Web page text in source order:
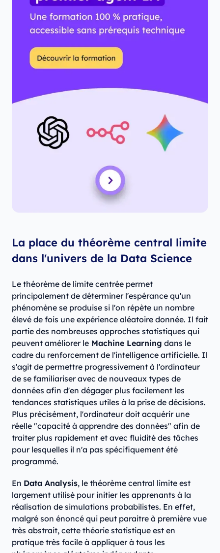
La place du théorème central limite
dans l'univers de la Data Science
Le théorème de limite centrée permet
principalement de déterminer l'espérance qu'un
phénomène se produise si l'on répète un nombre
élevé de fois une expérience aléatoire donnée. Il fait
partie des nombreuses approches statistiques qui
peuvent améliorer le Machine Learning dans le
cadre du renforcement de l'intelligence artificielle. Il
s'agit de permettre progressivement à l'ordinateur
de se familiariser avec de nouveaux types de
données afin d'en dégager plus facilement les
tendances statistiques utiles à la prise de décisions.
Plus précisément, l'ordinateur doit acquérir une
réelle "capacité à apprendre des données" afin de
traiter plus rapidement et avec fluidité des tâches
pour lesquelles il n'a pas spécifiquement été
programmé.
En Data Analysis, le théorème central limite est
largement utilisé pour initier les apprenants à la
réalisation de simulations probabilistes. En effet,
malgré son énoncé qui peut paraitre à première vue
très abstrait, cette théorie statistique est en
pratique très facile à appliquer à tous les